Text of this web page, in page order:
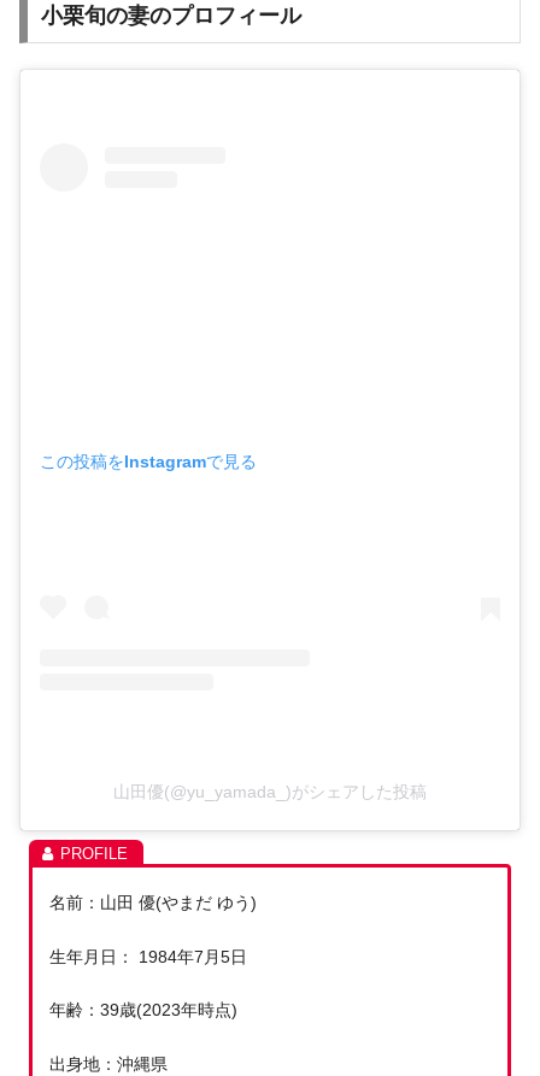
小栗旬の妻のプロフィール
この投稿をInstagramで見る
山田優(@yu_yamada_)がシェアした投稿
名前：山田 優(やまだ ゆう)
生年月日： 1984年7月5日
年齢：39歳(2023年時点)
出身地：沖縄県